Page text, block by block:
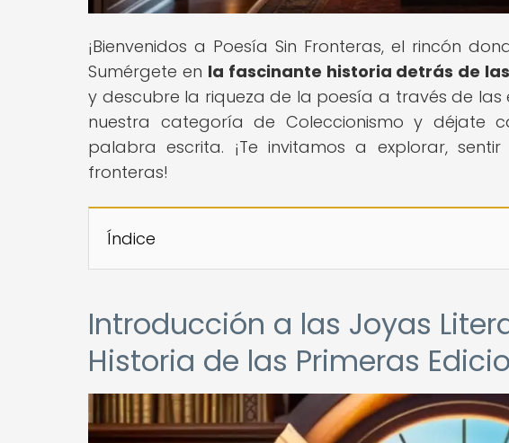
¡Bienvenidos a Poesía Sin Fronteras, el rincón
Sumérgete en la fascinante historia detrás de
y descubre la riqueza de la poesía a través de
nuestra categoría de Coleccionismo y déjate
palabra escrita. ¡Te invitamos a explorar,
fronteras!
Índice
Introducción a las Joyas
Historia de las Primeras